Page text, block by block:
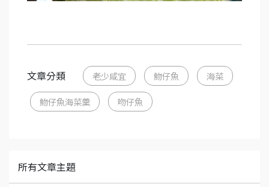
文章分類 老少咸宜 魩仔魚 海菜
魩仔魚海菜羹 吻仔魚
所有文章主題